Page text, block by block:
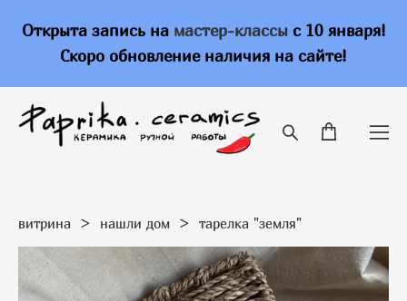
Открыта запись на мастер-классыс 10 января!
Скоро обновление наличия на сайте!
витрина > нашли дом > тарелка "земля"